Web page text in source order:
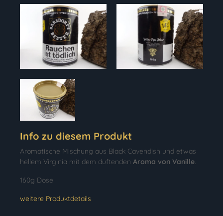
Info zu diesem Produkt
Aromatische Mischung aus Black Cavendish und etwas
hellem Virginia mit dem duftenden Aroma von Vanille.
160g Dose
weitere Produktdetails